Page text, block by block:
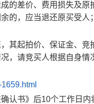
的差价、费用损失及
的，应当退还原买受
其起拍价、保证金、
，请竞买人根据自身
认书》后10个工作日内